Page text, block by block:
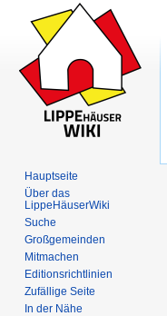
Hauptseite
Über das
LippeHäuserWiki
Suche
Großgemeinden
Mitmachen
Editionsrichtlinien
Zufällige Seite
In der Nähe